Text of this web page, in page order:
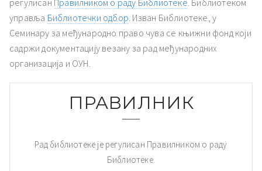
регулисан Правилником о раду Библиотеке. Библиотеком
управља Библиотечки одбор. Изван Библиотеке, у
Семинару за међународно право чува се књижни фонд који
садржи документацију везану за рад међународних
организација и ОУН.
ПРАВИЛНИК
Рад библиотеке је регулисан Правилником о раду
Библиотеке.